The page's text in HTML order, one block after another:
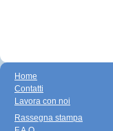
Home
Contatti
Lavora con noi
Rassegna stampa